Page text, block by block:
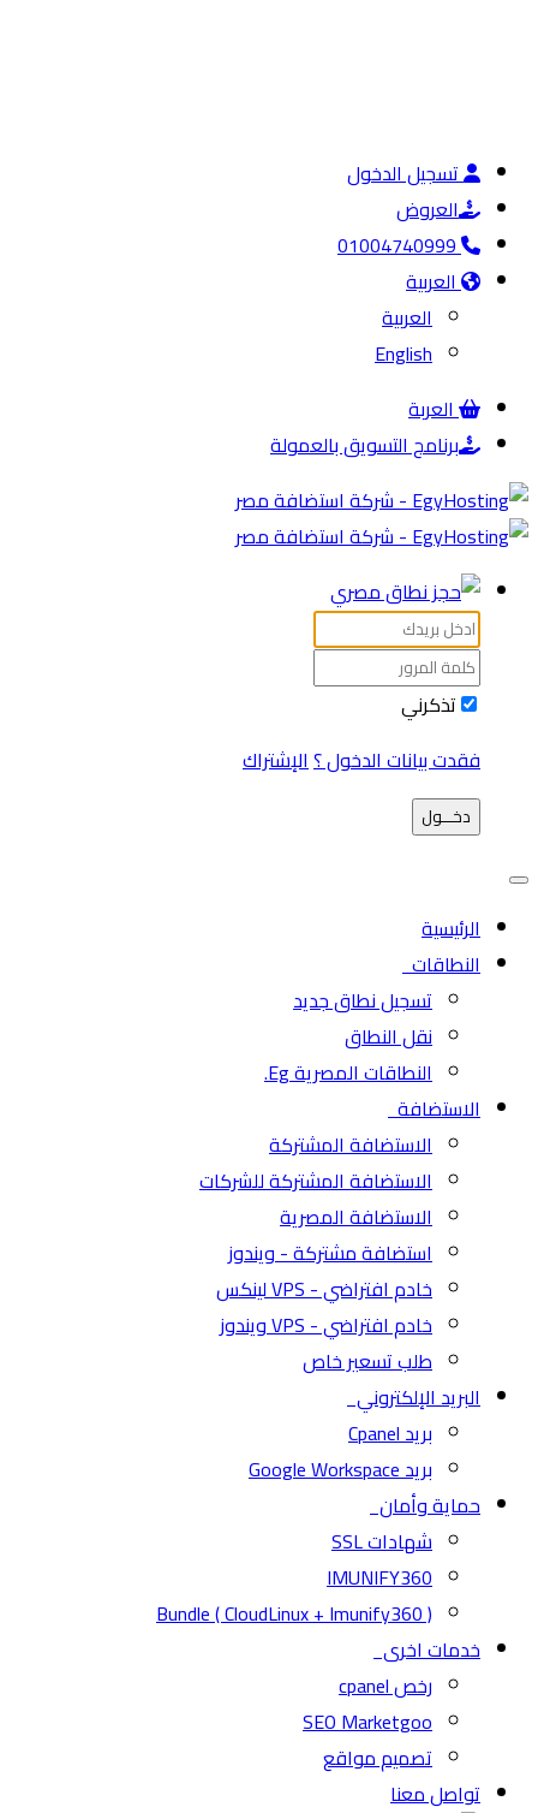
تسجيل الدخول
العروض
01004740999
العربية
العربية
English
العربة
برنامج التسويق بالعمولة
تذكرني
فقدت بيانات الدخول ؟الإشتراك
دخـــول
الرئيسية
النطاقات
تسجيل نطاق جديد
نقل النطاق
النطاقات المصرية Eg.
الاستضافة
الاستضافة المشتركة
الاستضافة المشتركة للشركات
الاستضافة المصرية
استضافة مشتركة - ويندوز
خادم افتراضي - VPS لينكس
خادم افتراضي - VPS ويندوز
طلب تسعير خاص
البريد الإلكتروني
بريد Cpanel
بريد Google Workspace
حماية وأمان
شهادات SSL
IMUNIFY360
( CloudLinux + Imunify360 ) Bundle
خدمات اخرى
رخص cpanel
SEO Marketgoo
تصميم مواقع
تواصل معنا